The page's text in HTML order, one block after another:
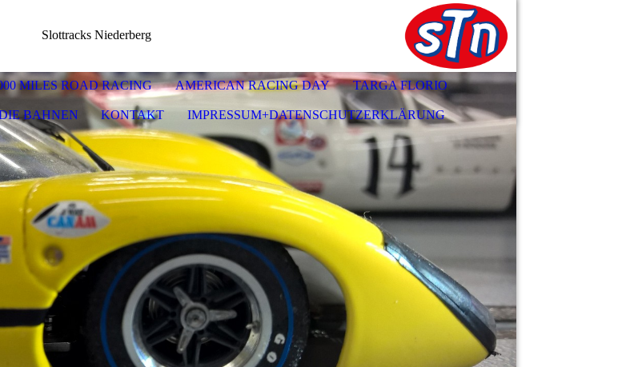
Slottracks Niederberg
MILES ROAD RACING AMERICAN RACING DAY TARGA FLORIO
BAHNEN KONTAKT IMPRESSUM+DATENSCHUTZERKLÄRUNG